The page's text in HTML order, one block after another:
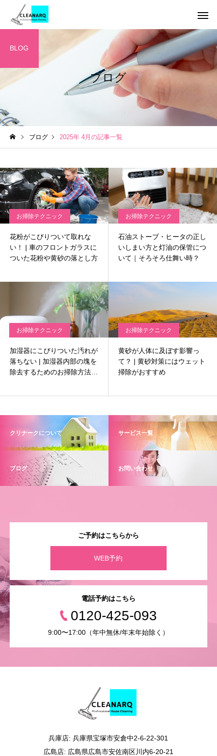
チタンコー
ング
キッチンクリ
全般
年1回は必ず掃除したい場
危険な家の汚れと家庭にあ
る道具でできる掃除方法
水垢が洗剤で落ちない
る簡単掃除から頑固な
対策までご紹介！
ブログ
BLOG
ブログ 2025年 4月の記事一覧
お掃除テクニック
花粉がこびりついて取れな
い！ | 車のフロントガラスに
ついた花粉や黄砂の落とし方
お掃除テクニック
石油ストーブ・ヒータの正し
いしまい方と灯油の保管につ
いて｜そろそろ仕舞い時？
お掃除テクニック
加湿器にこびりついた汚れが
落ちない | 加湿器内部の塊を
除去するためのお掃除方法と
お掃除テクニック
黄砂が人体に及ぼす影響っ
て？ | 黄砂対策にはウェット
掃除がおすすめ
クリナークについて サービス一覧
ブログ お問い合わせ
ご予約はこちらから
WEB予約
電話予約はこちら
0120-425-093
9:00〜17:00（年中無休/年末年始除く）
兵庫店: 兵庫県宝塚市安倉中2-6-22-301
広島店: 広島県広島市安佐南区川内6-20-21